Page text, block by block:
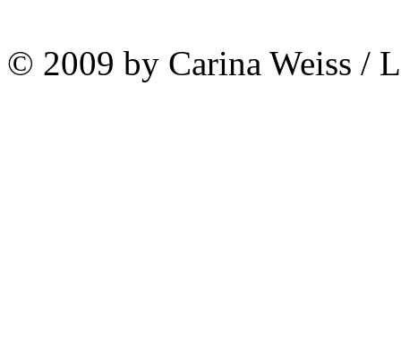
© 2009 by Carina Weiss /